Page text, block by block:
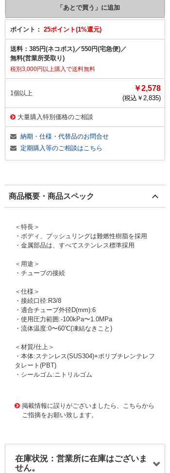
ポイント： 25ポイント(1%還元)
送料： 385円(ネコポス)／550円(宅急便)／
無料(営業所受取り)
税別3,000円以上購入で送料無料
1個以上
￥2,578
(税込￥ 2,835)
大量購入特別価格のご相談
納期・仕様・代替品のお問合せ
定期購入等のご相談はこちら
商品概要・商品スペック
＜特長＞
・ボディ、プッシュリングは難燃性樹脂を採用
・金属部品は、すべてステンレス標準採用
＜用途＞
・チューブの接続
＜仕様＞
・接続口径:R3/8
・適合チューブ外径D(mm):6
・使用圧力範囲:-100kPa〜1.0MPa
・流体温度:0〜60℃(凍結なきこと)
＜材質/仕上＞
・本体:ステンレス(SUS304)+ポリブチレンテレフ
タレート(PBT)
・シールゴム:ニトリルゴム
掲載情報に誤りがございましたら、こちらから
ご指摘をお願い致します。
在庫状況：営業所に在庫はございま
せん。